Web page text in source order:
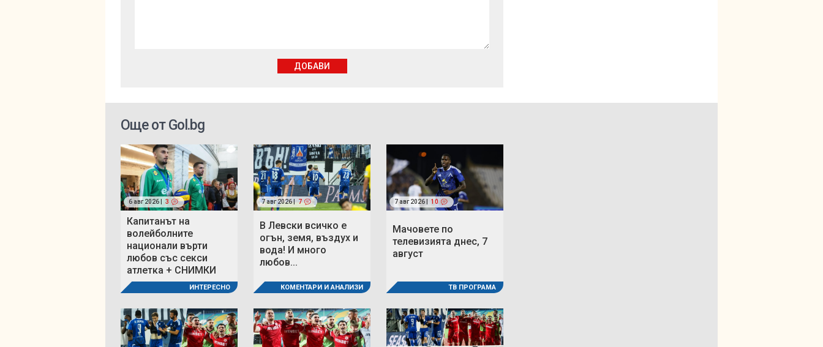
ДОБАВИ
Още от Gol.bg
6 авг 2026 | 3
Капитанът на
волейболните
национали върти
любов със секси
атлетка + СНИМКИ
ИНТЕРЕСНО
7 авг 2026 | 7
В Левски всичко е
огън, земя, въздух и
вода! И много
любов...
КОМЕНТАРИ И АНАЛИЗИ
7 авг 2026 | 10
Мачовете по
телевизията днес, 7
август
ТВ ПРОГРАМА